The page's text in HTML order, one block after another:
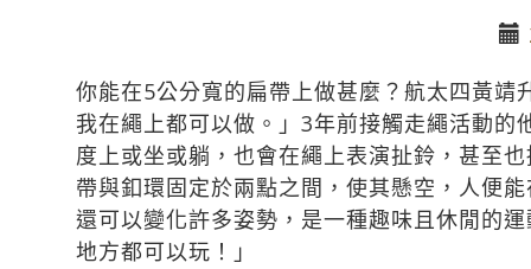
你能在5公分寬的扁帶上做甚麼？航太四黃靖
我在繩上都可以做。」3年前接觸走繩活動的
度上或坐或躺，也會在繩上表演扯鈴，甚至
帶與釦環固定於兩點之間，使其懸空，人便
還可以變化許多姿勢，是一種趣味且休閒的
地方都可以玩！」